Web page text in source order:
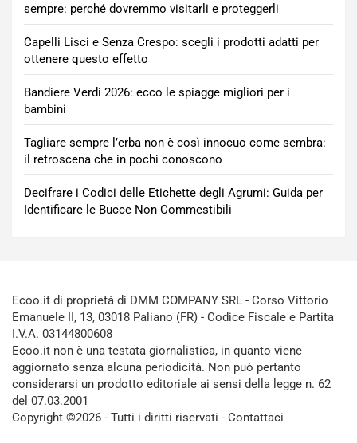
sempre: perché dovremmo visitarli e proteggerli
Capelli Lisci e Senza Crespo: scegli i prodotti adatti per
ottenere questo effetto
Bandiere Verdi 2026: ecco le spiagge migliori per i
bambini
Tagliare sempre l’erba non è così innocuo come sembra:
il retroscena che in pochi conoscono
Decifrare i Codici delle Etichette degli Agrumi: Guida per
Identificare le Bucce Non Commestibili
Ecoo.it di proprietà di DMM COMPANY SRL - Corso Vittorio
Emanuele II, 13, 03018 Paliano (FR) - Codice Fiscale e Partita
I.V.A. 03144800608
Ecoo.it non è una testata giornalistica, in quanto viene
aggiornato senza alcuna periodicità. Non può pertanto
considerarsi un prodotto editoriale ai sensi della legge n. 62
del 07.03.2001
Copyright ©2026 - Tutti i diritti riservati - Contattaci